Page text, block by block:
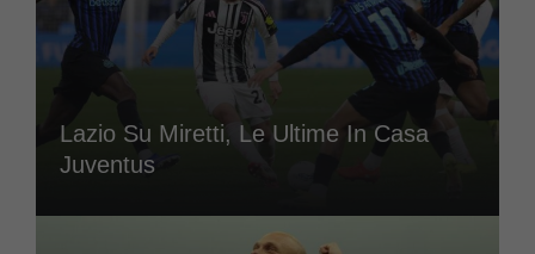
Lazio Su Miretti, Le Ultime In Casa
Juventus